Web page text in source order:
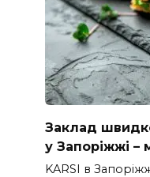
Заклад
у Запоріжжі –
KARSI в